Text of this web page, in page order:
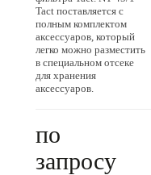
Tact поставляется с
полным комплектом
аксессуаров, который
легко можно разместить
в специальном отсеке
для хранения
аксессуаров.
по
запросу